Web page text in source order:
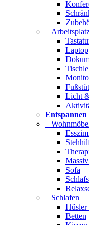
Laptop
Licht
Entspannen
Sofa
Schlafen
Hüsler
Betten